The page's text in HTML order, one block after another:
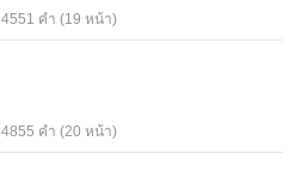
4551 คำ (19 หน้า)
4855 คำ (20 หน้า)